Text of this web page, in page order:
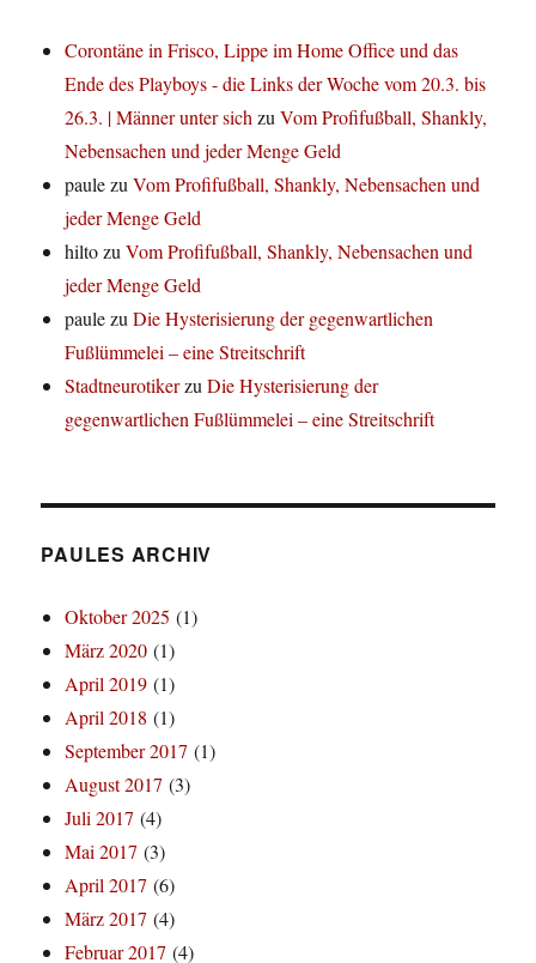
Corontäne in Frisco, Lippe im Home Office und das
Ende des Playboys - die Links der Woche vom 20.3. bis
26.3. | Männer unter sichzuVom Profifußball, Shankly,
Nebensachen und jeder Menge Geld
paulezuVom Profifußball, Shankly, Nebensachen und
jeder Menge Geld
hiltozuVom Profifußball, Shankly, Nebensachen und
jeder Menge Geld
paulezuDie Hysterisierung der gegenwartlichen
Fußlümmelei – eine Streitschrift
StadtneurotikerzuDie Hysterisierung der
gegenwartlichen Fußlümmelei – eine Streitschrift
PAULES ARCHIV
Oktober 2025 (1)
März 2020 (1)
April 2019 (1)
April 2018 (1)
September 2017 (1)
August 2017 (3)
Juli 2017 (4)
Mai 2017 (3)
April 2017 (6)
März 2017 (4)
Februar 2017 (4)